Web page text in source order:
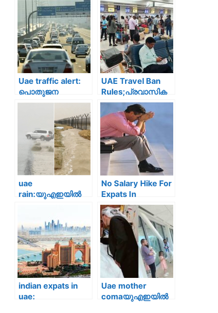
Uae traffic alert:
പൊതുജന
ശ്രദ്ധയ്ക്ക്!!
ദുബായിൽ നാളെ
നഗരത്തിലെ
പ്രധാന
റോഡുകൾ
അടച്ചിടും: ബദൽ
റൂട്ടുകൾ
ഉപയോഗിക്കുക
UAE Travel Ban
Rules;പ്രവാസിക
ളെ ശ്രദ്ധിക്കണം
യാത്ര മുടങ്ങും ;
യുഎഇയിൽ
യാത്രാ നിരോധനം
പ്രവാസികൾക്ക്
വരാൻ
പ്രധാനമായും ഈ
3 കാരണങ്ങളാണ്
uae
rain:യുഎഇയിൽ
ആയി
കുറഞ്ഞു:ജാഗ്രതാ
നിർദ്ദേശങ്ങൾ
പുറത്ത്,വീഡിയോ
കാണാം
No Salary Hike For
Expats In
Dubai;ശമ്പള
വർദ്ധനവില;
വാടകയും കൂടി;
പ്രവാസികളെ ഇത്
കുരുക്കിലാകുമോ?
indian expats in
uae:
Uae mother
comaയുഎഇയിൽ